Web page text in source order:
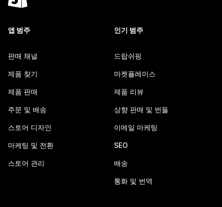
앱 범주
판매 채널
제품 찾기
제품 판매
주문 및 배송
스토어 디자인
마케팅 및 전환
스토어 관리
인기 범주
드랍쉬핑
마켓플레이스
제품 리뷰
상향 판매 및 번들
이메일 마케팅
SEO
배송
통화 및 번역